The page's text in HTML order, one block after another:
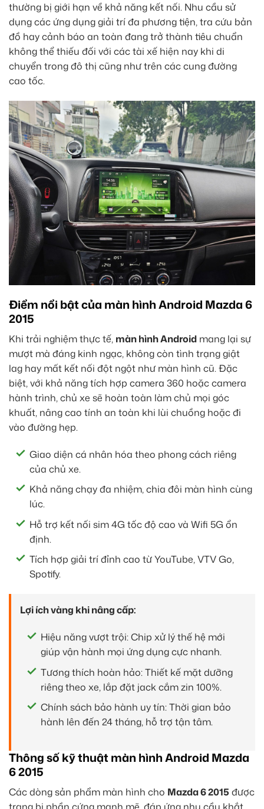
thường bị giới hạn về khả năng kết nối. Nhu cầu sử
dụng các ứng dụng giải trí đa phương tiện, tra cứu bản
đồ hay cảnh báo an toàn đang trở thành tiêu chuẩn
không thể thiếu đối với các tài xế hiện nay khi di
chuyển trong đô thị cũng như trên các cung đường
cao tốc.
Điểm nổi bật của màn hình Android Mazda 6
2015
Khi trải nghiệm thực tế, màn hình Android mang lại sự
mượt mà đáng kinh ngạc, không còn tình trạng giật
lag hay mất kết nối đột ngột như màn hình cũ. Đặc
biệt, với khả năng tích hợp camera 360 hoặc camera
hành trình, chủ xe sẽ hoàn toàn làm chủ mọi góc
khuất, nâng cao tính an toàn khi lùi chuồng hoặc đi
vào đường hẹp.
Giao diện cá nhân hóa theo phong cách riêng
của chủ xe.
Khả năng chạy đa nhiệm, chia đôi màn hình cùng
lúc.
Hỗ trợ kết nối sim 4G tốc độ cao và Wifi 5G ổn
định.
Tích hợp giải trí đỉnh cao từ YouTube, VTV Go,
Spotify.
Lợi ích vàng khi nâng cấp:
Hiệu năng vượt trội: Chip xử lý thế hệ mới
giúp vận hành mọi ứng dụng cực nhanh.
Tương thích hoàn hảo: Thiết kế mặt dưỡng
riêng theo xe, lắp đặt jack cắm zin 100%.
Chính sách bảo hành uy tín: Thời gian bảo
hành lên đến 24 tháng, hỗ trợ tận tâm.
Thông số kỹ thuật màn hình Android Mazda
6 2015
Các dòng sản phẩm màn hình cho Mazda 6 2015 được
trang bị phần cứng mạnh mẽ, đáp ứng nhu cầu khắt